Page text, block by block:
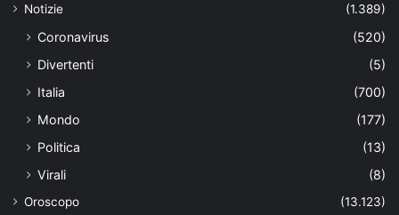
Notizie
(1.389)
Coronavirus
(520)
Divertenti
(5)
Italia
(700)
Mondo
(177)
Politica
(13)
Virali
(8)
Oroscopo (13.123)